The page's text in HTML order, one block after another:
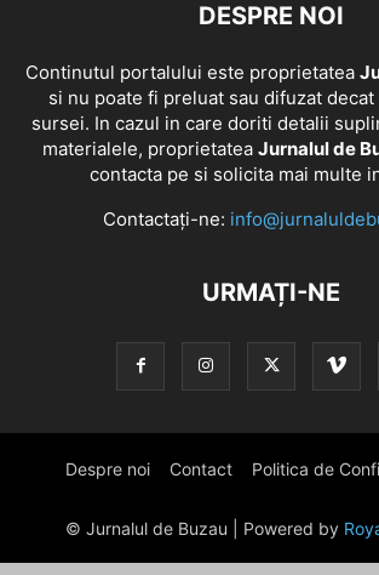
DESPRE NOI
Continutul portalului este proprietatea
si nu poate fi preluat sau difuzat
sursei. In cazul in care doriti detalii
materialele, proprietatea Jurnalul de
contacta pe si solicita mai multe
Contactați-ne:
URMAȚI-NE
Despre noi Contact Politica de
© Jurnalul de Buzau | Powered by